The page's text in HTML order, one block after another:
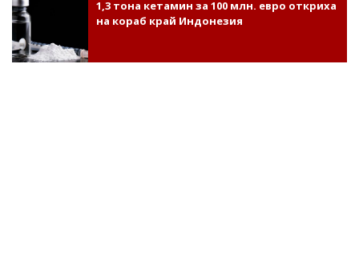
1,3 тона кетамин за 100 млн. евро откриха
на кораб край Индонезия